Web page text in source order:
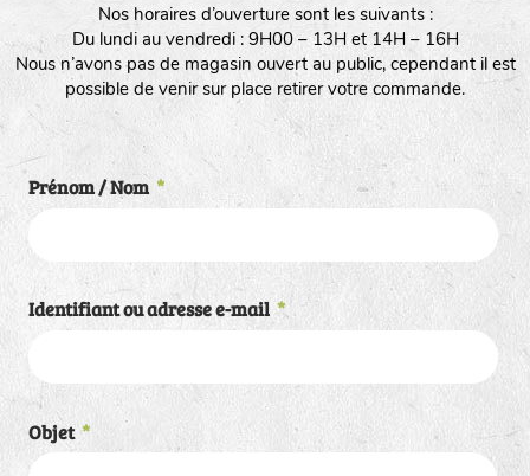
Nos horaires d’ouverture sont les suivants :
Du lundi au vendredi : 9H00 – 13H et 14H – 16H
Nous n’avons pas de magasin ouvert au public, cependant il est
possible de venir sur place retirer votre commande.
Prénom / Nom *
Identifiant ou adresse e-mail *
Objet *